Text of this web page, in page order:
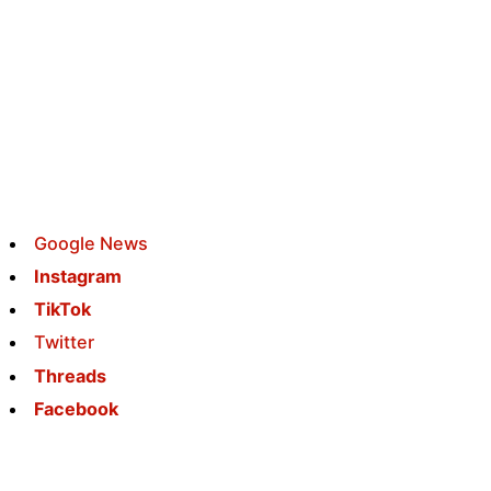
Google News
Instagram
TikTok
Twitter
Threads
Facebook